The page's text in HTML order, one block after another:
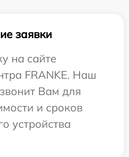
заявки
на сайте
FRANKE. Наш
Вам для
и сроков
устройства